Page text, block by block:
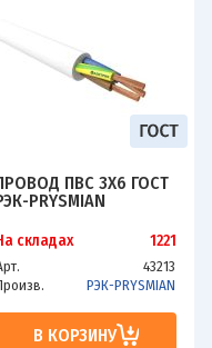
ПВС 3Х6 ГОСТ
PRYSMIAN
складах 1221
43213
РЭК-PRYSMIAN
В КОРЗИНУ